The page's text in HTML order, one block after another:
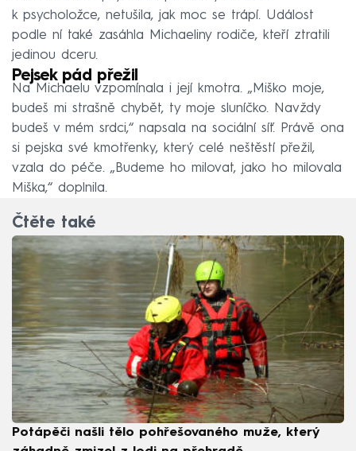
k psycholožce, netušila, jak moc se trápí. Událost
podle ní také zasáhla Michaeliny rodiče, kteří ztratili
jedinou dceru.
Pejsek pád přežil
Na Michaelu vzpomínala i její kmotra. „Miško moje,
budeš mi strašně chybět, ty moje sluníčko. Navždy
budeš v mém srdci,“ napsala na sociální síť. Právě ona
si pejska své kmotřenky, který celé neštěstí přežil,
vzala do péče. „Budeme ho milovat, jako ho milovala
Miška,“ doplnila.
Čtěte také
Potápěči našli tělo pohřešovaného muže, který